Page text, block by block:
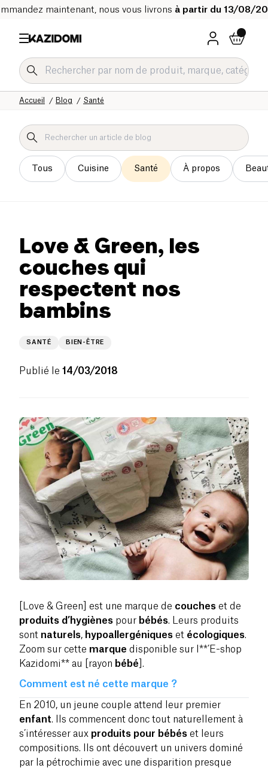
maintenant, nous vous livrons à partir du 13/08/
Santé
Blog
Accueil
Tous Cuisine Santé À propos
Love & Green, les
couches qui
respectent nos
bambins
SANTÉ BIEN-ÊTRE
Publié le 14/03/2018
[Love & Green] est une marque de couches et de
produits d’hygiènes pour bébés. Leurs produits
sont naturels, hypoallergéniques et écologiques.
Zoom sur cette marque disponible sur l**’E-shop
Kazidomi** au [rayon bébé ].
Comment est né cette marque ?
En 2010, un jeune couple attend leur premier
enfant. Ils commencent donc tout naturellement à
s’intéresser aux produits pour bébés et leurs
compositions.
Ils ont découvert un univers dominé
par la pétrochimie avec une disparition presque